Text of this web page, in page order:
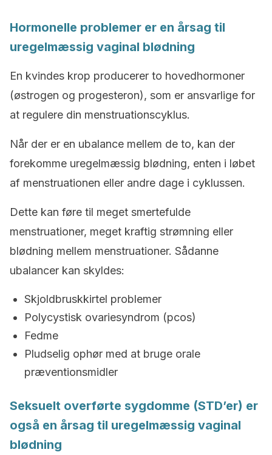
Hormonelle problemer er en årsag til
uregelmæssig vaginal blødning
En kvindes krop producerer to hovedhormoner
(østrogen og progesteron), som er ansvarlige for
at regulere din menstruationscyklus.
Når der er en ubalance mellem de to, kan der
forekomme uregelmæssig blødning, enten i løbet
af menstruationen eller andre dage i cyklussen.
Dette kan føre til meget smertefulde
menstruationer, meget kraftig strømning eller
blødning mellem menstruationer. Sådanne
ubalancer kan skyldes:
Skjoldbruskkirtel problemer
Polycystisk ovariesyndrom (pcos)
Fedme
Pludselig ophør med at bruge orale
præventionsmidler
Seksuelt overførte sygdomme (STD’er) er
også en årsag til uregelmæssig vaginal
blødning